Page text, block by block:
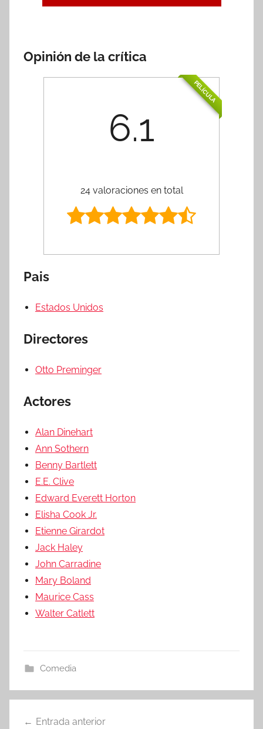
Opinión de la crítica
PELÍCULA
6.1
24 valoraciones en total
Pais
Estados Unidos
Directores
Otto Preminger
Actores
Alan Dinehart
Ann Sothern
Benny Bartlett
E.E. Clive
Edward Everett Horton
Elisha Cook Jr.
Etienne Girardot
Jack Haley
John Carradine
Mary Boland
Maurice Cass
Walter Catlett
Comedia
Navegación
Entrada anterior